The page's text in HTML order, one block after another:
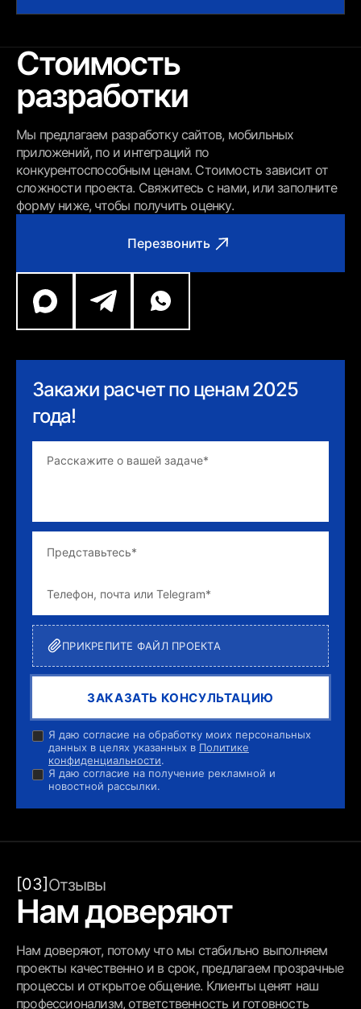
Перезвонить
Стоимость
разработки
Мы предлагаем разработку сайтов, мобильных
приложений, по и интеграций по
конкурентоспособным ценам. Стоимость зависит от
сложности проекта. Свяжитесь с нами, или заполните
форму ниже, чтобы получить оценку.
Закажи расчет по ценам 2025
года!
ПРИКРЕПИТЕ ФАЙЛ ПРОЕКТА
ЗАКАЗАТЬ КОНСУЛЬТАЦИЮ
Я даю согласие на обработку моих персональных
данных в целях указанных в Политике
конфиденциальности.
Я даю согласие на получение рекламной и
новостной рассылки.
[03]Отзывы
Нам доверяют
Нам доверяют, потому что мы стабильно выполняем
проекты качественно и в срок, предлагаем прозрачные
процессы и открытое общение. Клиенты ценят наш
профессионализм, ответственность и готовность